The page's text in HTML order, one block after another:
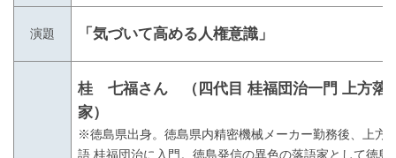
演題 「気づいて高める人権意識」
桂 七福さん （四代目 桂福団治一門 上方落
家）
※徳島県出身。徳島県内精密機械メーカー勤務後、上方
語 桂福団治に入門。徳島発信の異色の落語家として徳島